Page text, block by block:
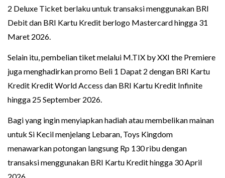
2 Deluxe Ticket berlaku untuk transaksi menggunakan BRI
Debit dan BRI Kartu Kredit berlogo Mastercard hingga 31
Maret 2026.
Selain itu, pembelian tiket melalui M.TIX by XXI the Premiere
juga menghadirkan promo Beli 1 Dapat 2 dengan BRI Kartu
Kredit Kredit World Access dan BRI Kartu Kredit Infinite
hingga 25 September 2026.
Bagi yang ingin menyiapkan hadiah atau membelikan mainan
untuk Si Kecil menjelang Lebaran, Toys Kingdom
menawarkan potongan langsung Rp 130 ribu dengan
transaksi menggunakan BRI Kartu Kredit hingga 30 April